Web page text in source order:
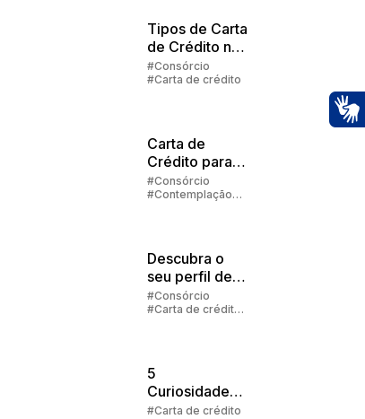
Tipos de Carta
de Crédito no
Consórcio
#Consórcio
#Carta de crédito
Carta de
Crédito para
Veículos
#Consórcio
#Contemplação
Descubra o
seu perfil de
investidor
#Consórcio
#Carta de crédito
5
Curiosidades
Sobre a Carta
#Carta de crédito